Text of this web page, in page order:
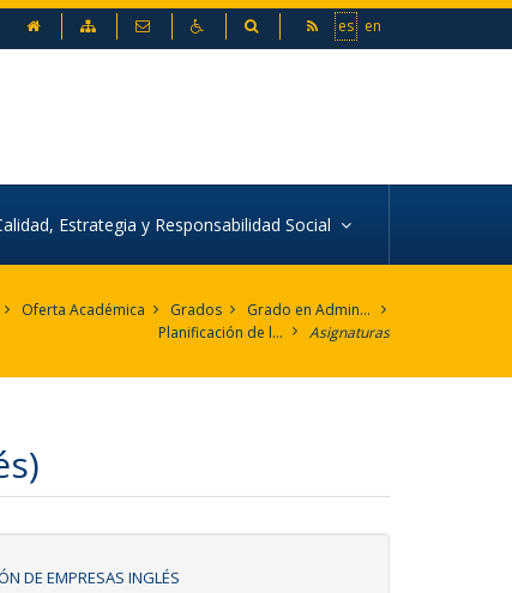
es en
Mapa web Contacto AccesibilidadBuscador
Estrategia y Responsabilidad Social
Oferta Académica Grados
Grado en Administración y Dirección de Empresas (Inglés)
Planificación de la enseñanza
Asignaturas
DE EMPRESAS INGLÉS